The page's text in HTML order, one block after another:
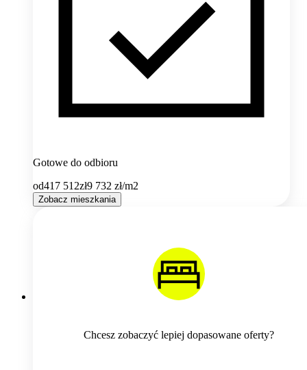
Gotowe do odbioru
od417 512zł9 732 zł/m2
Zobacz mieszkania
Chcesz zobaczyć lepiej dopasowane oferty?